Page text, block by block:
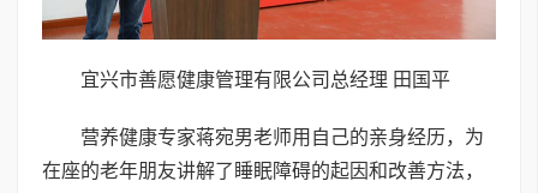
宜兴市善愿健康管理有限公司总经理 田国平
营养健康专家蒋宛男老师用自己的亲身经历，为
在座的老年朋友讲解了睡眠障碍的起因和改善方法，